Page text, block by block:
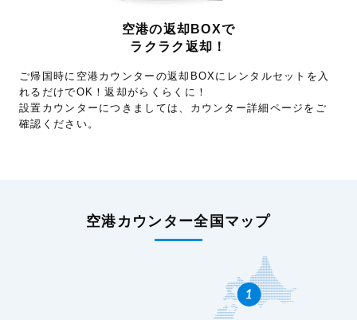
空港の返却BOXで
ラクラク返却！
ご帰国時に空港カウンターの返却BOXにレンタルセットを入
れるだけでOK！返却がらくらくに！
設置カウンターにつきましては、カウンター詳細ページをご
確認ください。
空港カウンター全国マップ